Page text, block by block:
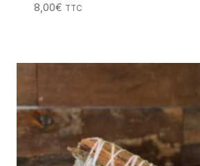
8,00€ TTC